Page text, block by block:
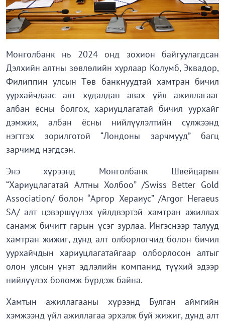
Монголбанк нь 2024 онд зохион байгуулагдсан
Дэлхийн алтны зөвлөлийн хурлаар Колумб, Эквадор,
Филиппин улсын Төв банкнуудтай хамтран бичил
уурхайчдаас алт худалдан авах үйл ажиллагааг
албан ёсны болгох, хариуцлагатай бичил уурхайг
дэмжих, албан ёсны нийлүүлэлтийн сүлжээнд
нэгтгэх зорилготой “Лондоны зарчмууд” багц
зарчимд нэгдсэн.
Энэ хүрээнд Монголбанк Швейцарын
“Хариуцлагатай Алтны Холбоо” /Swiss Better Gold
Association/ болон “Аргор Хераиус” /Argor Heraeus
SA/ алт цэвэршүүлэх үйлдвэртэй хамтран ажиллах
санамж бичигт гарын үсэг зурлаа. Ингэснээр талууд
хамтран жижиг, дунд алт олборлогчид болон бичил
уурхайчдын хариуцлагатайгаар олборлосон алтыг
олон улсын үнэт эдлэлийн компанид түүхий эдээр
нийлүүлэх боломж бүрдэж байна.
Хамтын ажиллагааны хүрээнд Булган аймгийн
хэмжээнд үйл ажиллагаа эрхэлж буй жижиг, дунд алт